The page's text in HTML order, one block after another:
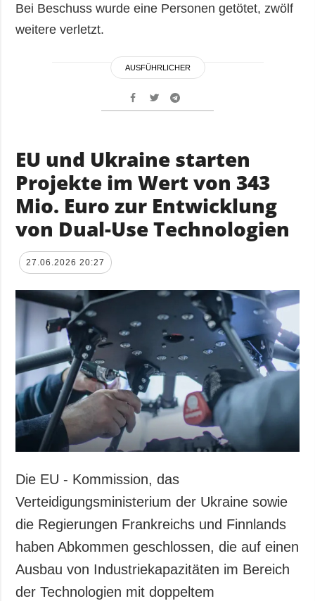
Bei Beschuss wurde eine Personen getötet, zwölf
weitere verletzt.
AUSFÜHRLICHER
EU und Ukraine starten
Projekte im Wert von 343
Mio. Euro zur Entwicklung
von Dual-Use Technologien
27.06.2026 20:27
Die EU - Kommission, das
Verteidigungsministerium der Ukraine sowie
die Regierungen Frankreichs und Finnlands
haben Abkommen geschlossen, die auf einen
Ausbau von Industriekapazitäten im Bereich
der Technologien mit doppeltem